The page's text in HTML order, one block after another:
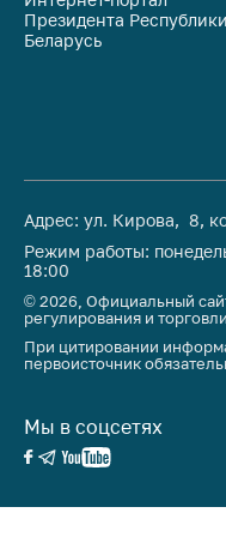
регулирования
Президента Республики
Беларусь
Адрес: ул. Кирова, 8,
Режим работы:
18:00
© 2026, Официальный
регулирования и
При цитировании
первоисточник
Мы в соцсетях